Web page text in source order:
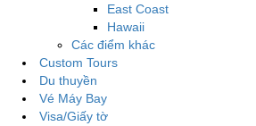
East Coast
Hawaii
Các điểm khác
Custom Tours
Du thuyền
Vé Máy Bay
Visa/Giấy tờ